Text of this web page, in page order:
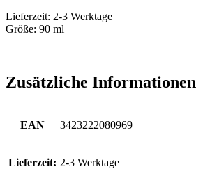
Lieferzeit: 2-3 Werktage
Größe: 90 ml
Zusätzliche Informationen
EAN 3423222080969
Lieferzeit: 2-3 Werktage